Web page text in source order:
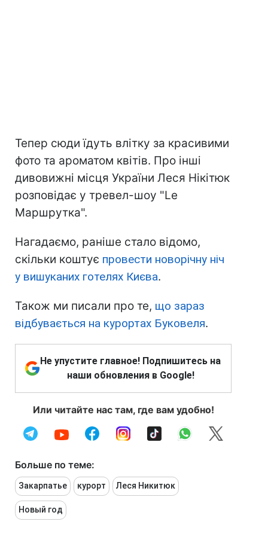
Тепер сюди їдуть влітку за красивими
фото та ароматом квітів. Про інші
дивовижні місця України Леся Нікітюк
розповідає у тревел-шоу "Le
Маршрутка".
Нагадаємо, раніше стало відомо,
скільки коштує провести новорічну ніч
у вишуканих готелях Києва.
Також ми писали про те, що зараз
відбувається на курортах Буковеля.
Не упустите главное! Подпишитесь на
наши обновления в Google!
Или читайте нас там, где вам удобно!
Больше по теме:
Закарпатье курорт Леся Никитюк
Новый год